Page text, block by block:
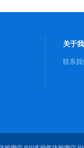
关于
联系我